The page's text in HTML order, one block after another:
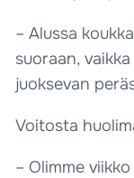
– Alussa
suoraan,
juoksevan
Voitosta
– Olimme